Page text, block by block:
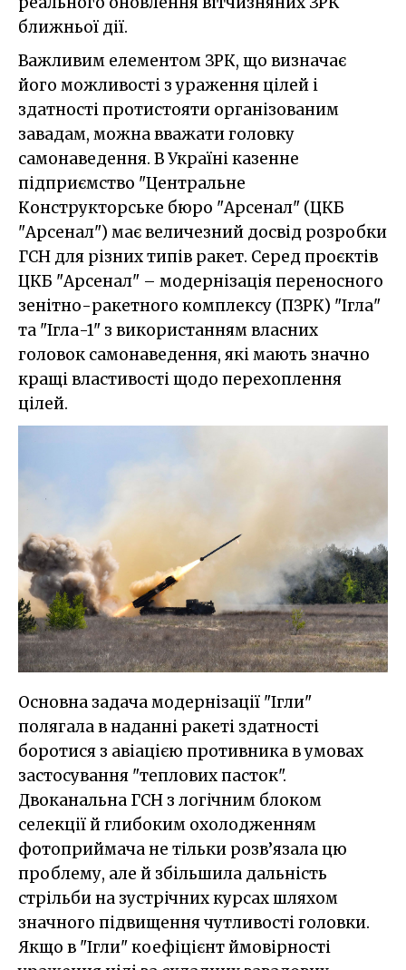
ближньої дії.
Важливим елементом ЗРК, що визначає
його можливості з ураження цілей і
здатності протистояти організованим
завадам, можна вважати головку
самонаведення. В Україні казенне
підприємство "Центральне
Конструкторське бюро "Арсенал" (ЦКБ
"Арсенал") має величезний досвід розробки
ГСН для різних типів ракет. Серед проєктів
ЦКБ "Арсенал" – модернізація переносного
зенітно-ракетного комплексу (ПЗРК) "Ігла"
та "Ігла-1" з використанням власних
головок самонаведення, які мають значно
кращі властивості щодо перехоплення
цілей.
Основна задача модернізації "Ігли"
полягала в наданні ракеті здатності
боротися з авіацією противника в умовах
застосування "теплових пасток".
Двоканальна ГСН з логічним блоком
селекції й глибоким охолодженням
фотоприймача не тільки розв’язала цю
проблему, але й збільшила дальність
стрільби на зустрічних курсах шляхом
значного підвищення чутливості головки.
Якщо в "Ігли" коефіцієнт ймовірності